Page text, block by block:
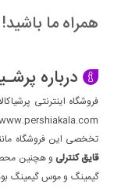
همراه ما باشید!
درباره
تخخصی این فروشگاه
قایق کنترلی و هچنین
گیمینگ و موس گیمینگ